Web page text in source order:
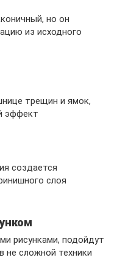
но он
из исходного
трещин и ямок,
эффект
создается
слоя
рисунками, подойдут
не сложной техники